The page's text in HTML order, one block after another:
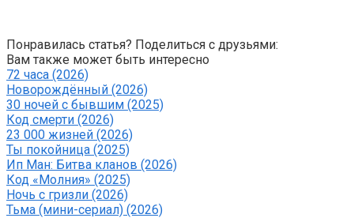
Понравилась статья? Поделиться с друзьями:
Вам также может быть интересно
72 часа (2026)
Новорождённый (2026)
30 ночей с бывшим (2025)
Код смерти (2026)
23 000 жизней (2026)
Ты покойница (2025)
Ип Ман: Битва кланов (2026)
Код «Молния» (2025)
Ночь с гризли (2026)
Тьма (мини-сериал) (2026)